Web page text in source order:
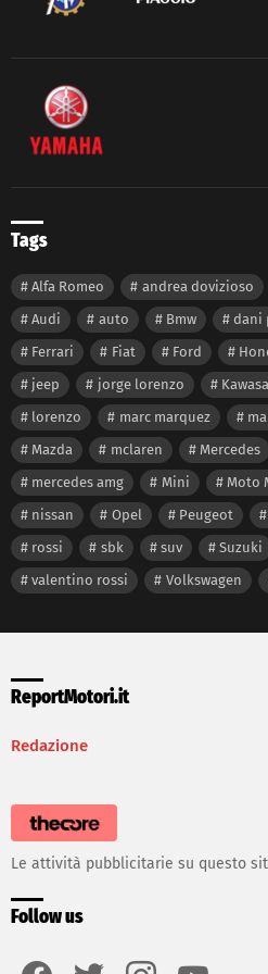
Tags
Alfa Romeo andrea dovizioso
Audi
auto Bmw dani
Ferrari
Fiat Ford
jeep
jorge lorenzo
lorenzo
marc marquez
Mazda
mclaren Mercedes
mercedes amg
Mini Moto
nissan
Opel Peugeot
rossi
sbk suv Suzuki
valentino rossi
Volkswagen
ReportMotori.it
Redazione
Le attività pubblicitarie su questo
Follow us